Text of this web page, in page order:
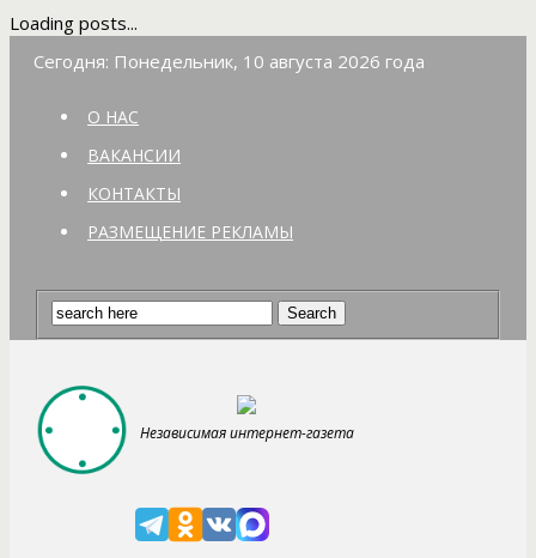
Loading posts...
Сегодня: Понедельник, 10 августа 2026 года
О НАС
ВАКАНСИИ
КОНТАКТЫ
РАЗМЕЩЕНИЕ РЕКЛАМЫ
Независимая интернет-газета